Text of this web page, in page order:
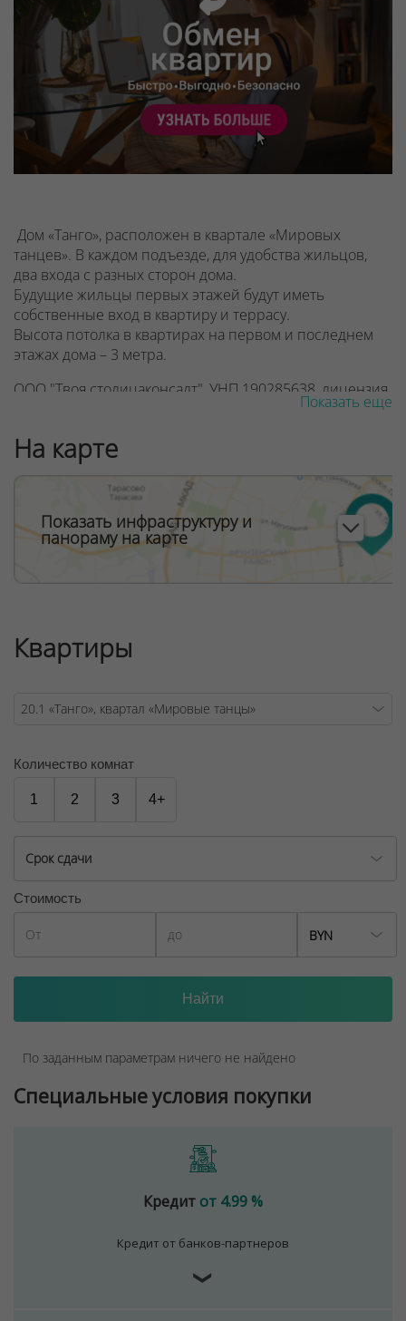
Дом «Танго», расположен в квартале «Мировых
танцев». В каждом подъезде, для удобства жильцов,
два входа с разных сторон дома.
Будущие жильцы первых этажей будут иметь
собственные вход в квартиру и террасу.
Высота потолка в квартирах на первом и последнем
этажах дома – 3 метра.
ООО "Твоя столицаконсалт", УНП 190285638, лицензия
Договор на оказание риэлтерских услуг № 447/6, от
04.09.2025
Показать еще
На карте
Показать инфраструктуру и
панораму на карте
Квартиры
Количество комнат
1 2 3 4+
Срок сдачи
Стоимость
BYN
По заданным параметрам ничего не найдено
Специальные условия покупки
Кредит от 4.99 %
Кредит от банков-партнеров
❯